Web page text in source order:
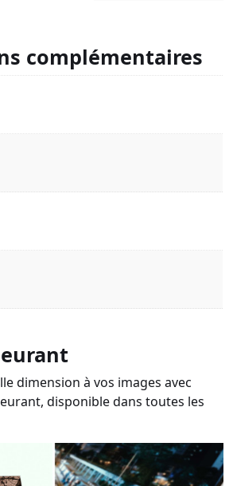
dimension à vos images avec
disponible dans toutes les
complémentaires